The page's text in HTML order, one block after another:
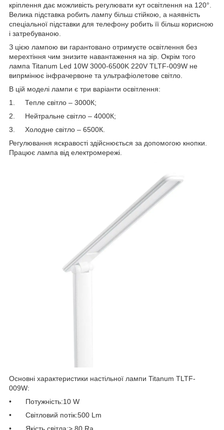
кріплення дає можливість регулювати кут освітлення на 120°.
Велика підставка робить лампу більш стійкою, а наявність
спеціальної підставки для телефону робить її більш корисною
і затребуваною.
З цією лампою ви гарантовано отримуєте освітлення без
мерехтіння чим знизите навантаження на зір. Окрім того
лампа Titanum Led 10W 3000-6500K 220V TLTF-009W не
випрмінює інфрачервоне та ультрафіолетове світло.
В цій моделі лампи є три варіанти освітлення:
1. Тепле світло – 3000К;
2. Нейтральне світло – 4000К;
3. Холодне світло – 6500К.
Регулювання яскравості здійснюється за допомогою кнопки.
Працює лампа від електромережі.
Основні характеристики настільної лампи Titanum TLTF-
009W:
• Потужність:10 W
• Світловий потік:500 Lm
• Якість світла:> 80 Ra